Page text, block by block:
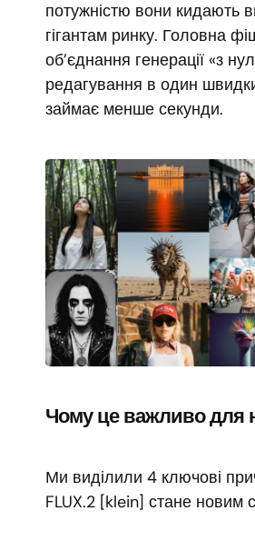
потужністю вони кидають
гігантам ринку. Головна
об’єднання генерації «з
редагування в один
займає менше секунди.
Чому це важливо для
Ми виділили 4 ключові
FLUX.2 [klein] стане новим